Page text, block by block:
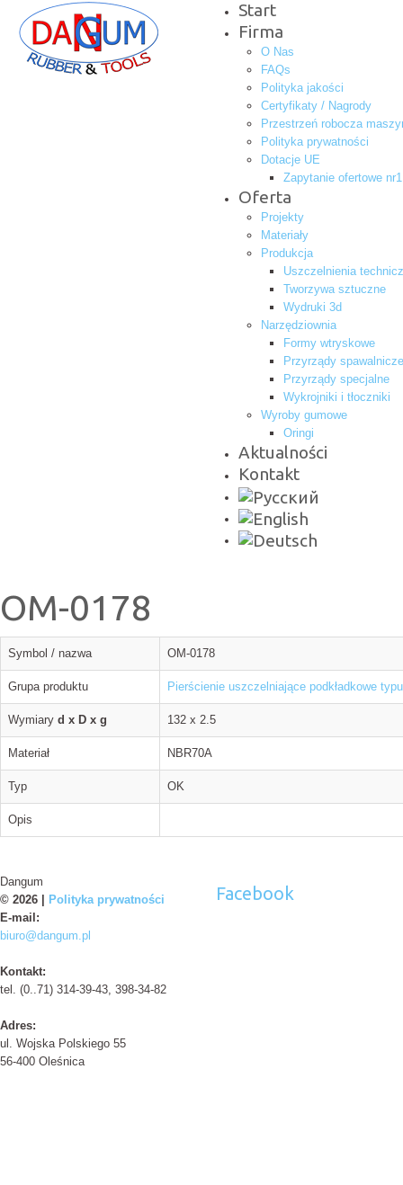
Start
Firma
O Nas
FAQs
Polityka jakości
Certyfikaty / Nagrody
Przestrzeń robocza
Polityka prywatności
Dotacje UE
Zapytanie ofertowe nr1
Oferta
Projekty
Materiały
Produkcja
Uszczelnienia
Tworzywa sztuczne
Wydruki 3d
Narzędziownia
Formy wtryskowe
Przyrządy
Przyrządy specjalne
Wykrojniki i tłoczniki
Wyroby gumowe
Oringi
Aktualności
Kontakt
OM-0178
Symbol / nazwa OM-0178
Grupa produktu Pierścienie uszczelniające podkładkowe
Wymiary d x D x g 132 x 2.5
Materiał NBR70A
Typ OK
Opis
Dangum
© 2026 |
Polityka prywatności
E-mail:
biuro@dangum.pl
Kontakt:
tel. (0..71) 314-39-43, 398-34-82
Adres:
ul. Wojska Polskiego 55
56-400 Oleśnica
Facebook